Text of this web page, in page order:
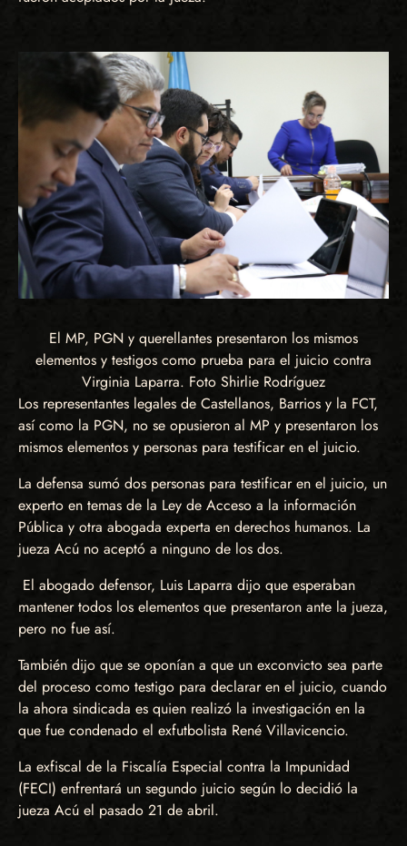
El MP, PGN y querellantes presentaron los mismos
elementos y testigos como prueba para el juicio contra
Virginia Laparra. Foto Shirlie Rodríguez
Los representantes legales de Castellanos, Barrios y la FCT,
así como la PGN, no se opusieron al MP y presentaron los
mismos elementos y personas para testificar en el juicio.
La defensa sumó dos personas para testificar en el juicio, un
experto en temas de la Ley de Acceso a la información
Pública y otra abogada experta en derechos humanos. La
jueza Acú no aceptó a ninguno de los dos.
El abogado defensor, Luis Laparra dijo que esperaban
mantener todos los elementos que presentaron ante la jueza,
pero no fue así.
También dijo que se oponían a que un exconvicto sea parte
del proceso como testigo para declarar en el juicio, cuando
la ahora sindicada es quien realizó la investigación en la
que fue condenado el exfutbolista René Villavicencio.
La exfiscal de la Fiscalía Especial contra la Impunidad
(FECI) enfrentará un segundo juicio según lo decidió la
jueza Acú el pasado 21 de abril.